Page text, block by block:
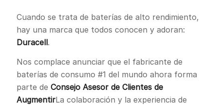
Cuando se trata de baterías de alto rendimiento,
hay una marca que todos conocen y adoran:
Duracell.
Nos complace anunciar que el fabricante de
baterías de consumo #1 del mundo ahora forma
parte de Consejo Asesor de Clientes de
AugmentirLa colaboración y la experiencia de